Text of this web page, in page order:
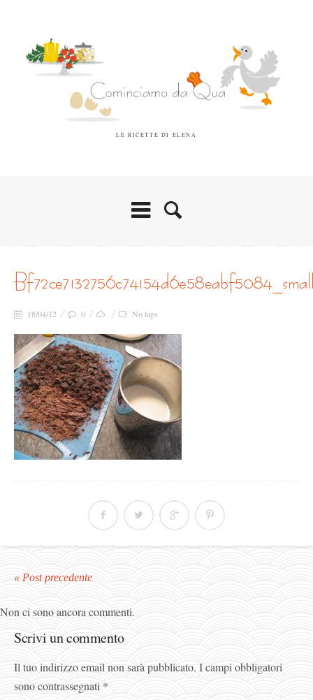
LE RICETTE DI ELENA
18/04/12 0 No tags
« Post precedente
Non ci sono ancora commenti.
Scrivi un commento
Il tuo indirizzo email non sarà pubblicato. I campi obbligatori
sono contrassegnati *